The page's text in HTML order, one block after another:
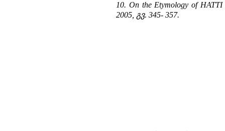
10. On the Etymology of
2005, გვ. 345- 357.